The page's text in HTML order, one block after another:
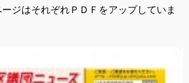
ジはそれぞれＰＤＦをアップしていま